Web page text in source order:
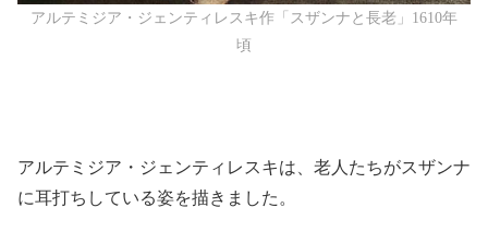
アルテミジア・ジェンティレスキ作「スザンナと長老」1610年
頃
アルテミジア・ジェンティレスキは、老人たちがスザンナ
に耳打ちしている姿を描きました。